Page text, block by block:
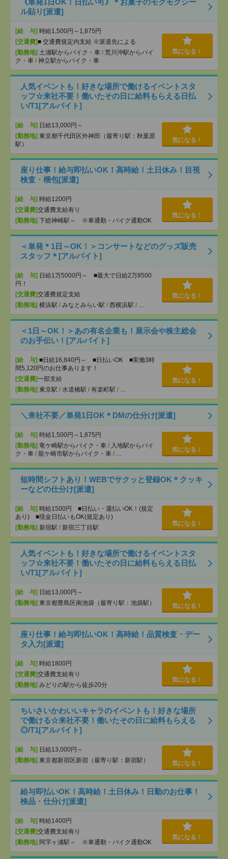
《単発1日OK！日払い可》＊お菓子のモクモクシー
ル貼り[派遣]
[給 与] 時給1,500円～1,875円
[交通費]■ 交通費規定内支給 ※派遣先による
[勤務地] 土浦駅からバイク・車 / 荒川沖駅からバイ
ク・車 / 神立駅からバイク・車
気になる！
人気イベントも！好きな場所で働けるイベントスタ
ッフ☆来社不要！働いたその日に給料もらえる日払
い/T1[アルバイト]
[給 与] 日給13,000円～
[勤務地] 東京都千代田区外神田（最寄り駅：秋葉原
駅）
気になる！
座り仕事！給与即払いOK！高時給！土日休み！目視
検査・梱包[派遣]
[給 与] 時給1200円
[交通費]交通費支給有り
[勤務地] 下総神崎駅～ ※車通勤・バイク通勤OK
気になる！
＜単発＊1日～OK！＞コンサートなどのグッズ販売
スタッフ＊[アルバイト]
[給 与] 日給1万5000円～ ■最大で日給2万8500
円！
[交通費]交通費規定支給
[勤務地] 横浜駅 / みなとみらい駅 / 西横浜駅 / …
気になる！
＜1日～OK！＞あの有名企業も！展示会や株主総会
のお手伝い！[アルバイト]
[給 与] ■日給16,840円～ ■日払いOK ■実働3時
間5,120円のお仕事あります！
[交通費]一部支給
[勤務地] 東京駅 / 水道橋駅 / 有楽町駅 / …
気になる！
＼来社不要／単発1日OK＊DMの仕分け[派遣]
[給 与] 時給1,500円～1,875円
[勤務地] 竜ケ崎駅からバイク・車 / 入地駅からバイ
ク・車 / 龍ケ崎市駅からバイク・車 / …
気になる！
短時間シフトあり！WEBでサクッと登録OK＊クッキ
ーなどの仕分け[派遣]
[給 与] 時給1500円 ■日払い・週払いOK！(規定
あり) ■現金日払いもOK(規定あり)
[勤務地] 新宿駅 / 新宿三丁目駅
気になる！
人気イベントも！好きな場所で働けるイベントスタ
ッフ☆来社不要！働いたその日に給料もらえる日払
い/T1[アルバイト]
[給 与] 日給13,000円～
[勤務地] 東京都豊島区南池袋（最寄り駅：池袋駅） 気になる！
座り仕事！給与即払いOK！高時給！品質検査・デー
タ入力[派遣]
[給 与] 時給1800円
[交通費]交通費支給有り
[勤務地] みどりの駅から徒歩20分
気になる！
ちいさいかわいいキャラのイベントも！好きな場所
で働ける☆来社不要！働いたその日に給料もらえる
◎/T1[アルバイト]
[給 与] 日給13,000円～
[勤務地] 東京都新宿区新宿（最寄り駅：新宿駅） 気になる！
給与即払いOK！高時給！土日休み！日勤のお仕事！
検品・仕分け[派遣]
[給 与] 時給1400円
[交通費]交通費支給有り
[勤務地] 阿字ヶ浦駅～ ※車通勤・バイク通勤OK
気になる！